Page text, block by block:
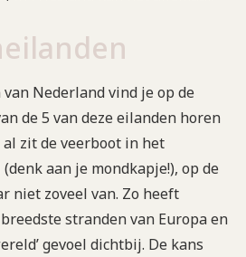
Nederland vind je op de
de 5 van deze eilanden horen
al zit de veerboot in het
aan je mondkapje!), op de
niet zoveel van. Zo heeft
stranden van Europa en
gevoel dichtbij. De kans